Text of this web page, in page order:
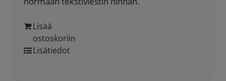
Lisää
ostoskoriin
Lisätiedot